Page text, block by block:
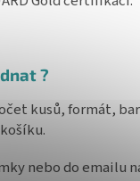
?
kusů, formát,
nebo do emailu